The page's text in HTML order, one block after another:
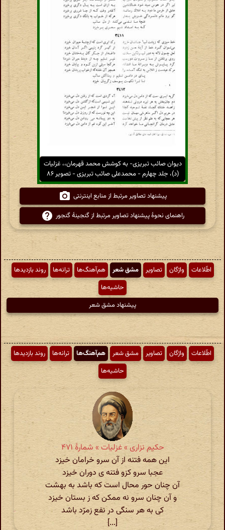
دیوان صائب تبریزی- به کوشش محمد قهرمان،، غزلیات
(د)، جلد چهارم - محمدعلی صائب تبریزی - تصویر ۸۶
پیشنهاد تصاویر مرتبط از منابع اینترنتی
راهنمای نحوهٔ پیشنهاد تصاویر مرتبط از گنجینهٔ گنجور
اطّلاعات واژگان تصاویر مشق شعر هم‌آهنگ‌ها ترانه‌ها
روند بازدیدها
حاشیه‌ها
پیشنهاد مشق شعر
اطّلاعات واژگان تصاویر مشق شعر هم‌آهنگ‌ها ترانه‌ها
روند بازدیدها
حاشیه‌ها
حکیم نزاری » غزلیات » شمارهٔ ۴۷۱
این همه فتنه از آن سرو خرامان خیزد
عجبا سرو کزو فتنه ی دوران خیزد
آن چنان حور محال است که باشد به بهشت
و آن چنان سرو نه ممکن که ز بستان خیزد
کی به هر سنگی در نفع زمرّد باشد
[...]